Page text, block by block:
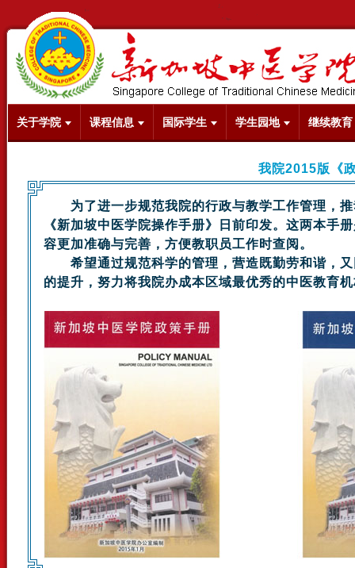
关于学院 课程信息 国际学生 学生园地 继续教育
我院2015版《
为了进一步规范我院的行政与教学工作管理，推
《新加坡中医学院操作手册》日前印发。这两本手
容更加准确与完善，方便教职员工作时查阅。
希望通过规范科学的管理，营造既勤劳和谐，又
的提升，努力将我院办成本区域最优秀的中医教育